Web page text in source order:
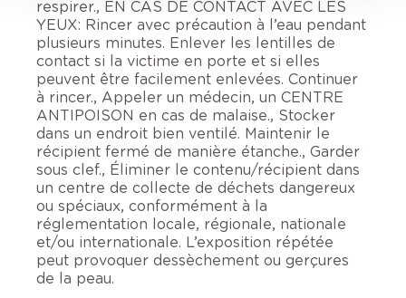
respirer., EN CAS DE CONTACT AVEC LES
YEUX: Rincer avec précaution à l’eau pendant
plusieurs minutes. Enlever les lentilles de
contact si la victime en porte et si elles
peuvent être facilement enlevées. Continuer
à rincer., Appeler un médecin, un CENTRE
ANTIPOISON en cas de malaise., Stocker
dans un endroit bien ventilé. Maintenir le
récipient fermé de manière étanche., Garder
sous clef., Éliminer le contenu/récipient dans
un centre de collecte de déchets dangereux
ou spéciaux, conformément à la
réglementation locale, régionale, nationale
et/ou internationale. L’exposition répétée
peut provoquer dessèchement ou gerçures
de la peau.